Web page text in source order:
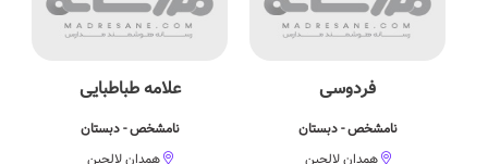
فردوسی
نامشخص - دبستان
همدان لالجین
علامه طباطبایی
نامشخص - دبستان
همدان لالجین